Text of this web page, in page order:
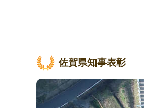
佐賀県知事表彰